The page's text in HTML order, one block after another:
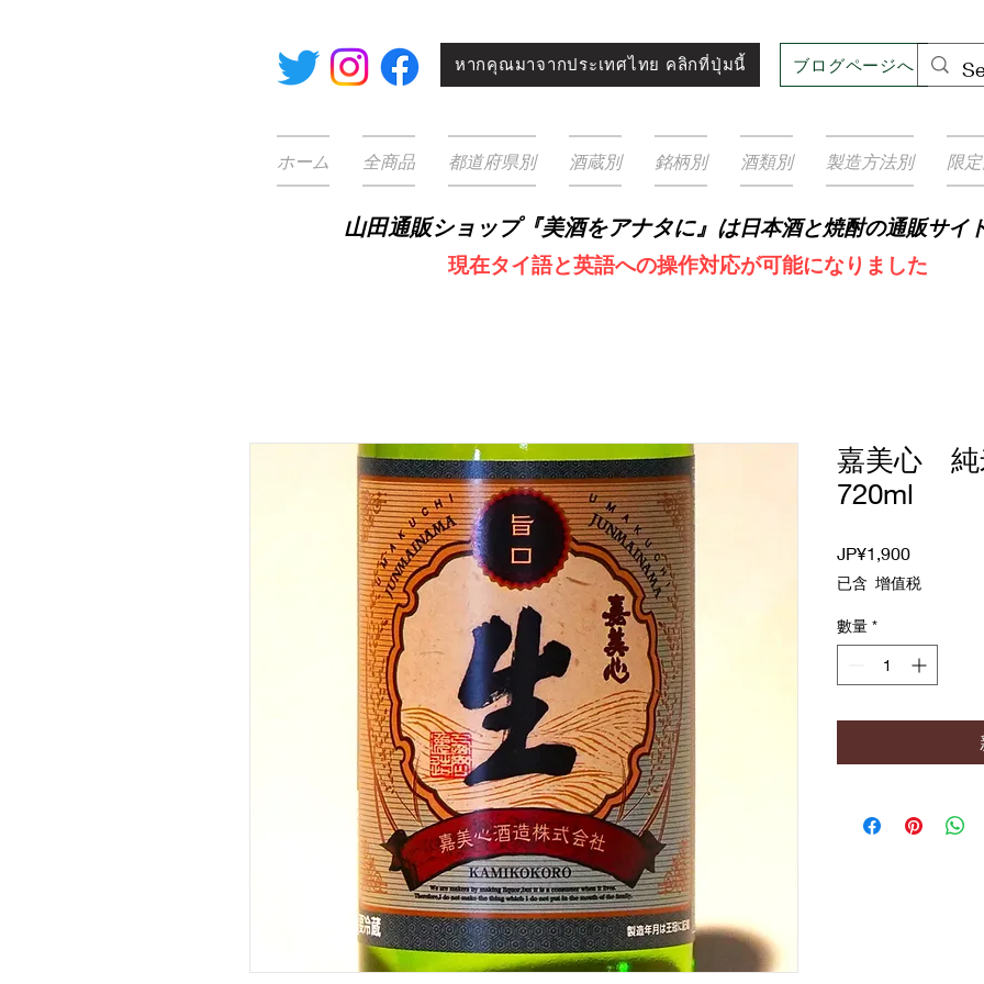
หากคุณมาจากประเทศไทย คลิกที่ปุ่มนี้ ブログページへ
ホーム 全商品 都道府県別 酒蔵別 銘柄別 酒類別 製造方法別 限
山田通販ショップ『美酒をアナタに』は日本酒と焼酎の通販サイ
現在タイ語と英語への操作対応が可能になりました
嘉美心
720ml
JP¥1,900價
格
已含 增值税
數量 *